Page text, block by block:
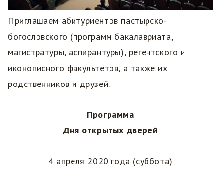
Приглашаем абитуриентов пастырско-
богословского (программ бакалавриата,
магистратуры, аспирантуры), регентского и
иконописного факультетов, а также их
родственников и друзей.
Программа
Дня открытых дверей
4 апреля 2020 года (суббота)